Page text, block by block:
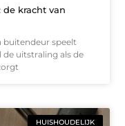
kracht van
buitendeur speelt
de uitstraling als de
HUISHOUDELIJK